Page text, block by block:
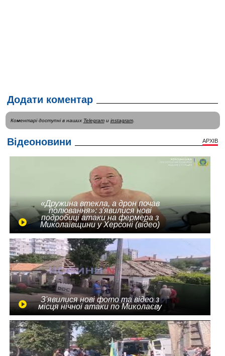
Додати коментар
Коментарі доступні в наших Telegramи instagram.
Відеоновини АРХІВ
«Дружина втекла, а дрон почав
полювання»: з'явилися нові
подробиці атаки на фермера з
Миколаївщини у Херсоні (відео)
З'явилися нові фото та відео з
місця нічної атаки по Миколаєву